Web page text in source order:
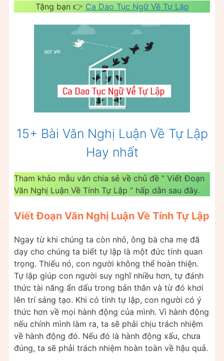
Tặng bạn 👉 Ca Dao Tục Ngữ Về Tự Lập
15+ Bài Văn Nghị Luận Về Tự Lập
Hay nhất
Tham khảo mẫu văn chia sẻ về chủ đề ” Viết Đoạn
Văn Nghị Luận Về Tính Tự Lập ” hấp dẫn sau đây.
Viết Đoạn Văn Nghị Luận Về Tính Tự Lập
Ngay từ khi chúng ta còn nhỏ, ông bà cha mẹ đã
dạy cho chúng ta biết tự lập là một đức tính quan
trọng. Thiếu nó, con người không thể hoàn thiện.
Tự lập giúp con người suy nghĩ nhiều hơn, tự đánh
thức tài năng ẩn dấu trong bản thân và từ đó khơi
lên trí sáng tạo. Khi có tính tự lập, con người có ý
thức hơn về mọi hành động của mình. Vì hành động
nếu chính mình làm ra, ta sẽ phải chịu trách nhiệm
về hành động đó. Nếu đó là hành động xấu, chưa
đúng, ta sẽ phải trách nhiệm hoàn toàn về hậu quả.